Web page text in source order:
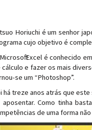
Horiuchi é um senhor
cujo objetivo é
Excel é conhecido
cálculo e fazer os mais
se um “Photoshop”.
há treze anos atrás que
aposentar. Como tinha
de uma forma